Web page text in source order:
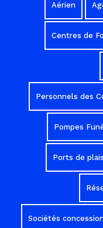
Aérien
Centres de
Personnels des
Pompes
Ports de
Sociétés